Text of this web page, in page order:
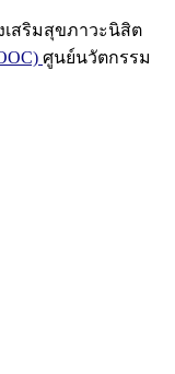
เสริมสุขภาวะนิสิต
ศูนย์นวัตกรรม